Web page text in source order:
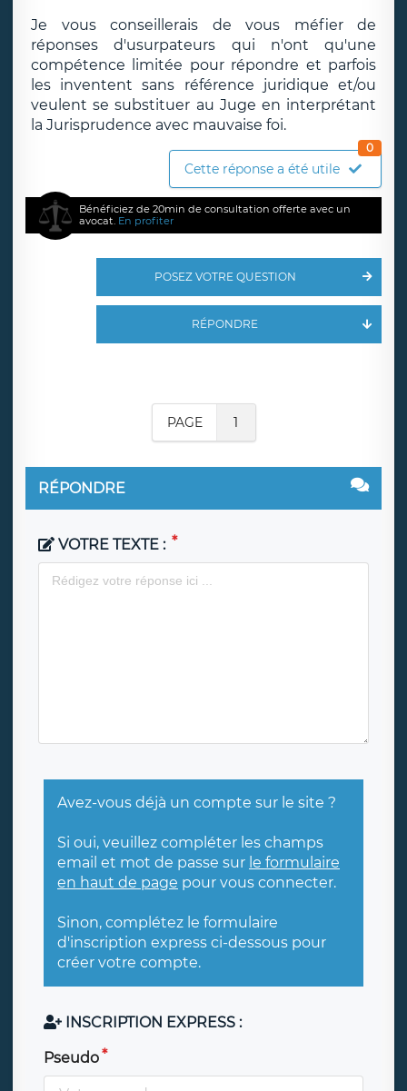
Je vous conseillerais de vous méfier de
réponses d'usurpateurs qui n'ont qu'une
compétence limitée pour répondre et parfois
les inventent sans référence juridique et/ou
veulent se substituer au Juge en interprétant
la Jurisprudence avec mauvaise foi.
Cette réponse a été utile
0
Bénéficiez de 20min de consultation offerte avec un
avocat. En profiter
POSEZ VOTRE QUESTION
RÉPONDRE
PAGE 1
RÉPONDRE
VOTRE TEXTE :
Avez-vous déjà un compte sur le site ?
Si oui, veuillez compléter les champs
email et mot de passe sur le formulaire
en haut de page pour vous connecter.
Sinon, complétez le formulaire
d'inscription express ci-dessous pour
créer votre compte.
INSCRIPTION EXPRESS :
Pseudo